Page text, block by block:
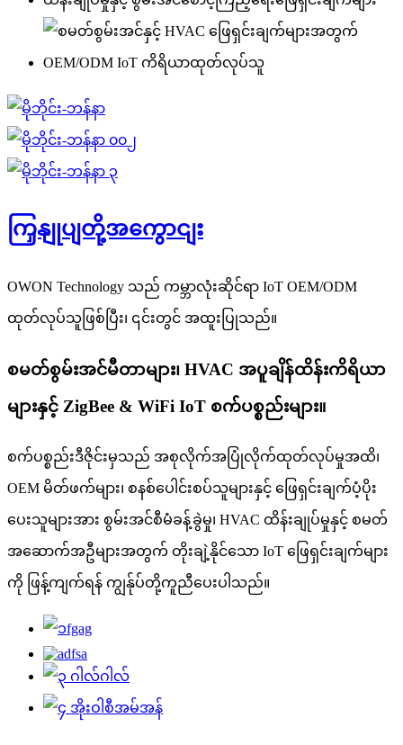
ကြှနျုပျတို့အကွောငျး
OWON Technology သည် ကမ္ဘာလုံးဆိုင်ရာ IoT OEM/ODM
ထုတ်လုပ်သူဖြစ်ပြီး၊ ၎င်းတွင် အထူးပြုသည်။
စမတ်စွမ်းအင်မီတာများ၊ HVAC အပူချိန်ထိန်းကိရိယာ
များနှင့် ZigBee & WiFi IoT စက်ပစ္စည်းများ။
စက်ပစ္စည်းဒီဇိုင်းမှသည် အစုလိုက်အပြုံလိုက်ထုတ်လုပ်မှုအထိ၊
OEM မိတ်ဖက်များ၊ စနစ်ပေါင်းစပ်သူများနှင့် ဖြေရှင်းချက်ပံ့ပိုး
ပေးသူများအား စွမ်းအင်စီမံခန့်ခွဲမှု၊ HVAC ထိန်းချုပ်မှုနှင့် စမတ်
အဆောက်အဦများအတွက် တိုးချဲ့နိုင်သော IoT ဖြေရှင်းချက်များ
ကို ဖြန့်ကျက်ရန် ကျွန်ုပ်တို့ကူညီပေးပါသည်။